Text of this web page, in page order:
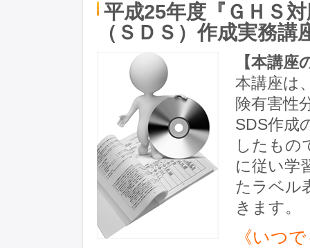
平成25年度『ＧＨＳ
（ＳＤＳ）作成実務講
【本講座
本講座は
険有害性
SDS作成
したもの
に従い学
たラベル
きます。
《いつ